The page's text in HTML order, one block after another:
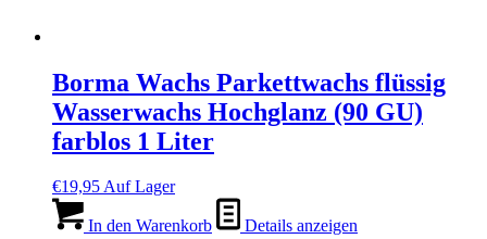
Borma Wachs Parkettwachs flüssig
Wasserwachs Hochglanz (90 GU)
farblos 1 Liter
€19,95Auf Lager
In den Warenkorb Details anzeigen